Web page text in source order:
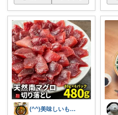
(^^)美味しいもの好き😁